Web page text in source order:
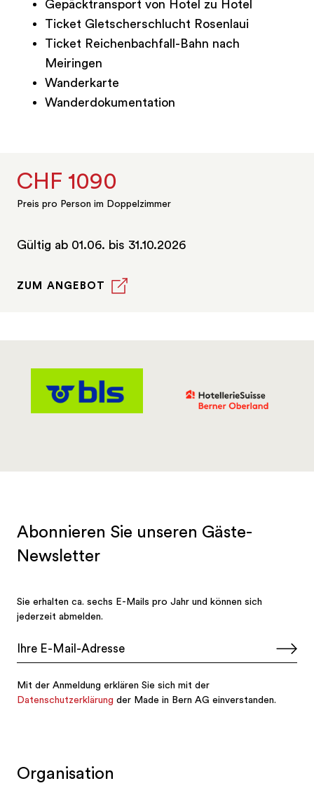
Gepäcktransport von Hotel zu Hotel
Ticket Gletscherschlucht Rosenlaui
Ticket Reichenbachfall-Bahn nach
Meiringen
Wanderkarte
Wanderdokumentation
CHF 1090
Preis pro Person im Doppelzimmer
Gültig ab 01.06. bis 31.10.2026
ZUM ANGEBOT
Organisation